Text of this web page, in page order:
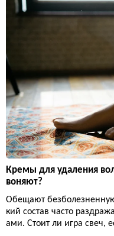
Кремы для удаления
воняют?
Обещают
кий состав часто
ами. Стоит ли игра свеч,